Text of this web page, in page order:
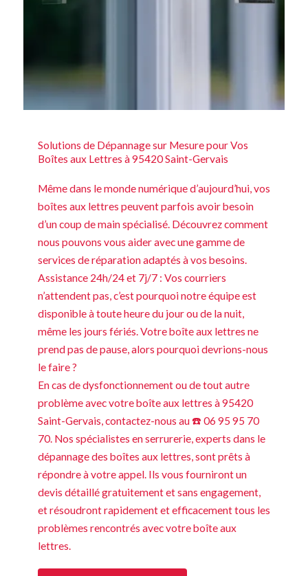
Solutions de Dépannage sur Mesure pour Vos
Boîtes aux Lettres à 95420 Saint-Gervais
Même dans le monde numérique d’aujourd’hui, vos
boîtes aux lettres peuvent parfois avoir besoin
d’un coup de main spécialisé. Découvrez comment
nous pouvons vous aider avec une gamme de
services de réparation adaptés à vos besoins.
Assistance 24h/24 et 7j/7 : Vos courriers
n’attendent pas, c’est pourquoi notre équipe est
disponible à toute heure du jour ou de la nuit,
même les jours fériés. Votre boîte aux lettres ne
prend pas de pause, alors pourquoi devrions-nous
le faire ?
En cas de dysfonctionnement ou de tout autre
problème avec votre boîte aux lettres à 95420
Saint-Gervais, contactez-nous au ☎️ 06 95 95 70
70. Nos spécialistes en serrurerie, experts dans le
dépannage des boîtes aux lettres, sont prêts à
répondre à votre appel. Ils vous fourniront un
devis détaillé gratuitement et sans engagement,
et résoudront rapidement et efficacement tous les
problèmes rencontrés avec votre boîte aux
lettres.